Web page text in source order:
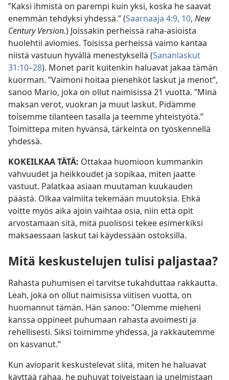
”Kaksi ihmistä on parempi kuin yksi, koska he saavat
enemmän tehdyksi yhdessä.” (Saarnaaja 4:9, 10, New
Century Version.) Joissakin perheissä raha-asioista
huolehtii aviomies. Toisissa perheissä vaimo kantaa
niistä vastuun hyvällä menestyksellä (Sananlaskut
31:10–28). Monet parit kuitenkin haluavat jakaa tämän
kuorman. ”Vaimoni hoitaa pienehköt laskut ja menot”,
sanoo Mario, joka on ollut naimisissa 21 vuotta. ”Minä
maksan verot, vuokran ja muut laskut. Pidämme
toisemme tilanteen tasalla ja teemme yhteistyötä.”
Toimittepa miten hyvänsä, tärkeintä on työskennellä
yhdessä.
KOKEILKAA TÄTÄ: Ottakaa huomioon kummankin
vahvuudet ja heikkoudet ja sopikaa, miten jaatte
vastuut. Palatkaa asiaan muutaman kuukauden
päästä. Olkaa valmiita tekemään muutoksia. Ehkä
voitte myös aika ajoin vaihtaa osia, niin että opit
arvostamaan sitä, mitä puolisosi tekee esimerkiksi
maksaessaan laskut tai käydessään ostoksilla.
Mitä keskustelujen tulisi paljastaa?
Rahasta puhumisen ei tarvitse tukahduttaa rakkautta.
Leah, joka on ollut naimisissa viitisen vuotta, on
huomannut tämän. Hän sanoo: ”Olemme mieheni
kanssa oppineet puhumaan rahasta avoimesti ja
rehellisesti. Siksi toimimme yhdessä, ja rakkautemme
on kasvanut.”
Kun avioparit keskustelevat siitä, miten he haluavat
käyttää rahaa, he puhuvat toiveistaan ja unelmistaan